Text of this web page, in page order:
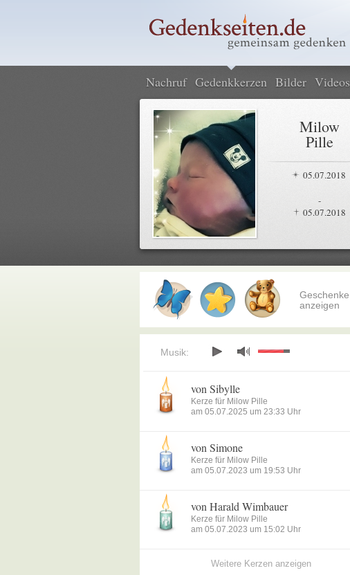
Nachruf Gedenkkerzen Bilder Videos
Milow
Pille
05.07.2018
-
05.07.2018
Geschenke
anzeigen
Musik:
von Sibylle
Kerze für Milow Pille
am 05.07.2025 um 23:33 Uhr
von Simone
Kerze für Milow Pille
am 05.07.2023 um 19:53 Uhr
von Harald Wimbauer
Kerze für Milow Pille
am 05.07.2023 um 15:02 Uhr
Weitere Kerzen anzeigen